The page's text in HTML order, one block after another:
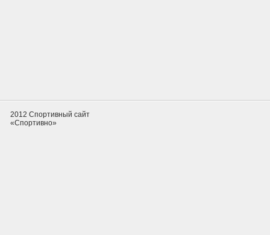
2012 Спортивный сайт
«Спортивно»